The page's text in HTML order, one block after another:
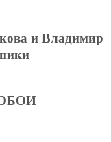
и Владимир